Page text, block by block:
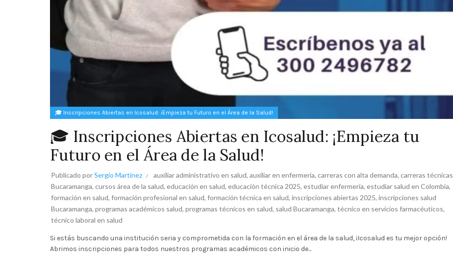
🎓 Inscripciones Abiertas en Icosalud: ¡Empieza tu Futuro en el Área de la Salud!
🎓 Inscripciones Abiertas en Icosalud: ¡Empieza tu
Futuro en el Área de la Salud!
Publicado porSergio Martinez auxiliar administrativo en salud, auxiliar en enfermería, carreras con alta demanda, carreras técnicas
Bucaramanga, cursos área de la salud, educación en salud, educación técnica 2025, estudiar enfermería, estudiar salud en Colombia,
formación en salud, formación profesional en salud, formación técnica en salud, inscripciones abiertas 2025, inscripciones salud
Bucaramanga, programas académicos salud, programas técnicos en salud, salud Bucaramanga, técnico en servicios farmacéuticos,
técnico laboral en salud
Si estás buscando una institución seria y comprometida con la formación en el área de la salud, ¡Icosalud es tu mejor opción!
Abrimos inscripciones para todos nuestros programas académicos con inicio de...